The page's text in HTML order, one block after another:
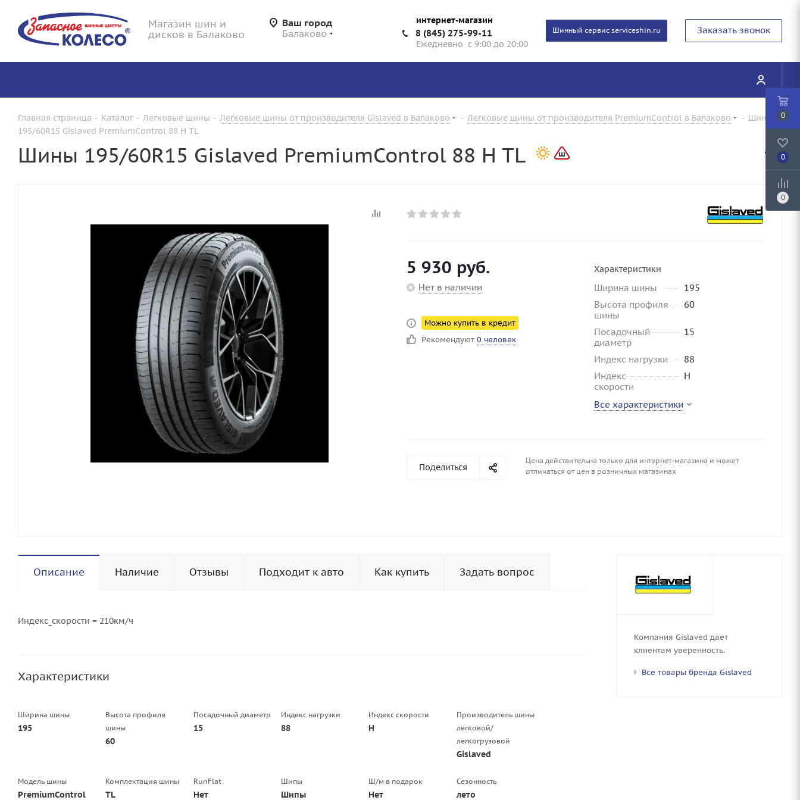
Магазин шин и
дисков в Балаково
Ваш город
Балаково
интернет-магазин
8 (845) 275-99-11
Ежедневно с 9:00 до 20:00
Шинный сервис serviceshin.ru Заказать звонок
Главная страница - Каталог - Легковые шины - Легковые шины от производителя Gislaved в Балаково - Легковые шины от производителя PremiumControl в Балаково - Шины
195/60R15 Gislaved PremiumControl 88 H TL
Шины 195/60R15 Gislaved PremiumControl 88 H TL
5 930 руб.
Нет в наличии
Можно купить в кредит
Рекомендуют 0 человек
Характеристики
Ширина шины
195
Высота профиля
шины
60
Посадочный
диаметр
15
Индекс нагрузки
88
Индекс
скорости
H
Все характеристики
Поделиться
Цена действительна только для интернет-магазина и может
отличаться от цен в розничных магазинах
Описание Наличие Отзывы Подходит к авто Как купить Задать вопрос
Индекс_скорости = 210км/ч
Характеристики
Ширина шины
195
Высота профиля
шины
60
Посадочный диаметр
15
Индекс нагрузки
88
Индекс скорости
H
Производитель шины
легковой/
легкогрузовой
Gislaved
Модель шины
PremiumControl
Комплектация шины
TL
RunFlat
Нет
Шипы
Шипы
Ш/м в подарок
Нет
Сезонность
лето
Компания Gislaved дает
клиентам уверенность.
Все товары бренда Gislaved
0
0
0